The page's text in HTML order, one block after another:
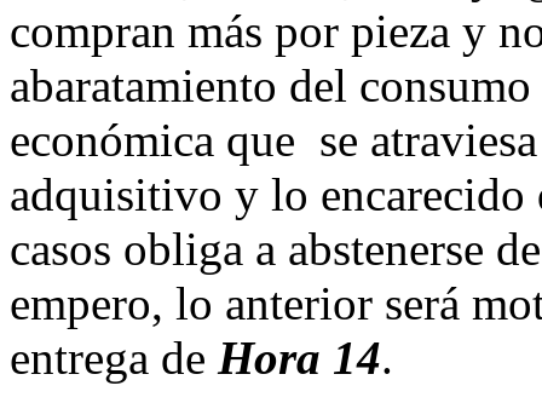
compran más por pieza y
abaratamiento del
económica que se
adquisitivo y lo encarecido
casos obliga a abstenerse
empero, lo anterior será
entrega de Hora 14.